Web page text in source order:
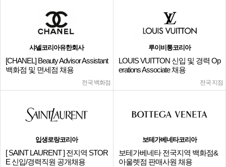
샤넬코리아유한회사
[CHANEL] Beauty Advisor Assistant
백화점 및 면세점 채용
전국 백화점
루이비통코리아
LOUIS VUITTON 신입 및 경력 Op
erations Associate 채용
전국 지점
입생로랑코리아
[ SAINT LAURENT ] 전지역 STOR
E 신입/경력직원 공개채용
보테가베네타코리아
보테가베네타 전국지역 백화점&
아울렛점 판매사원 채용